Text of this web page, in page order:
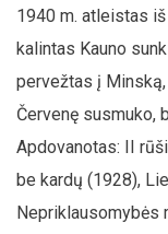
1940 m. atleistas
kalintas Kauno
pervežtas į
Červenę susmuko,
Apdovanotas: II
be kardų (1928),
Nepriklausomybės